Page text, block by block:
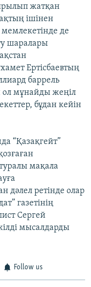
жатқан
ішінен
де
шаралары
Ертісбаевтың
баррель
ол мұнайды жеңіл
бұдан кейін
“Қазақгейт”
мақала
ретінде олар
газетінің
Сергей
мысалдарды
Follow us